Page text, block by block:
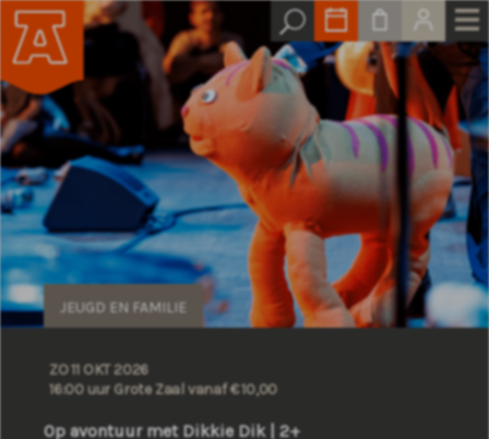
Op avontuur met Dikkie Dik | 2+
JEUGD EN FAMILIE
ZO 11 OKT 2026
16:00 uur Grote Zaal vanaf € 10,00